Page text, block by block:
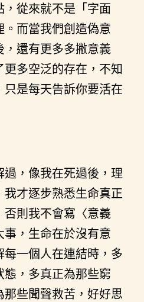
從來就不是「字面
。而當我們創造偽意
，還有更多多撇意義
多空泛的存在，不知
是每天告訴你要活在
過，像我在死過後，理
才逐步熟悉生命真正
否則我不會寫〈意義
，生命在於沒有意
一個人在連結時，多
，多真正為那些窮
那些聞聲救苦，好好思